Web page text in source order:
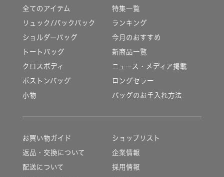
全てのアイテム
リュック/バックパック
ショルダーバッグ
トートバッグ
クロスボディ
ボストンバッグ
小物
特集一覧
ランキング
今月のおすすめ
新商品一覧
ニュース・メディア掲載
ロングセラー
バッグのお手入れ方法
お買い物ガイド
返品・交換について
配送について
ショップリスト
企業情報
採用情報